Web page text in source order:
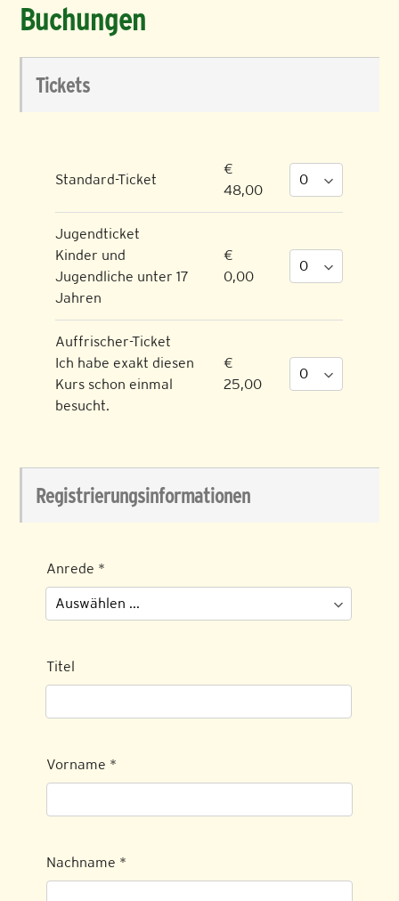
Buchungen
Tickets
Standard-Ticket
€
48,00
Jugendticket
Kinder und
Jugendliche unter 17
Jahren
€
0,00
Auffrischer-Ticket
Ich habe exakt diesen
Kurs schon einmal
besucht.
€
25,00
Registrierungsinformationen
Anrede *
Titel
Vorname *
Nachname *